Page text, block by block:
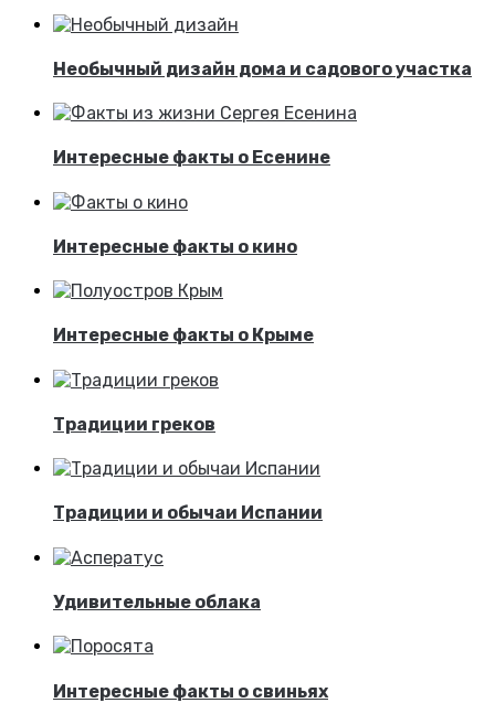
Необычный дизайн дома и садового участка
Интересные факты о Есенине
Интересные факты о кино
Интересные факты о Крыме
Традиции греков
Традиции и обычаи Испании
Удивительные облака
Интересные факты о свиньях